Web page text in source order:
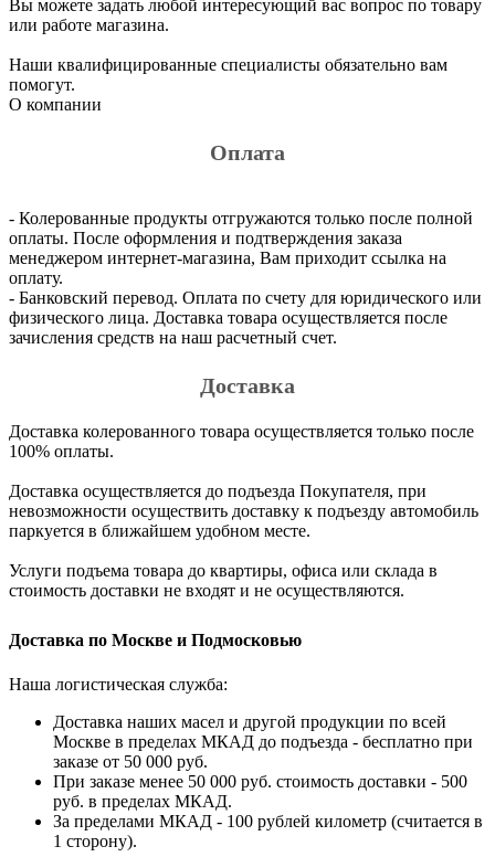
Вы можете задать любой интересующий вас вопрос по товару
или работе магазина.
Наши квалифицированные специалисты обязательно вам
помогут.
О компании
Оплата
- Колерованные продукты отгружаются только после полной
оплаты. После оформления и подтверждения заказа
менеджером интернет-магазина, Вам приходит ссылка на
оплату.
- Банковский перевод. Оплата по счету для юридического или
физического лица. Доставка товара осуществляется после
зачисления средств на наш расчетный счет.
Доставка
Доставка колерованного товара осуществляется только после
100% оплаты.
Доставка осуществляется до подъезда Покупателя, при
невозможности осуществить доставку к подъезду автомобиль
паркуется в ближайшем удобном месте.
Услуги подъема товара до квартиры, офиса или склада в
стоимость доставки не входят и не осуществляются.
Доставка по Москве и Подмосковью
Наша логистическая служба:
Доставка наших масел и другой продукции по всей
Москве в пределах МКАД до подъезда - бесплатно при
заказе от 50 000 руб.
При заказе менее 50 000 руб. стоимость доставки - 500
руб. в пределах МКАД.
За пределами МКАД - 100 рублей километр (считается в
1 сторону).